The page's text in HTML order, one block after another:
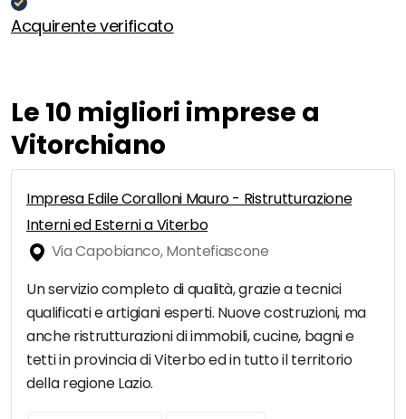
Acquirente verificato
Le 10 migliori imprese a
Vitorchiano
Impresa Edile Coralloni Mauro - Ristrutturazione
Interni ed Esterni a Viterbo
Via Capobianco, Montefiascone
Un servizio completo di qualità, grazie a tecnici
qualificati e artigiani esperti. Nuove costruzioni, ma
anche ristrutturazioni di immobili, cucine, bagni e
tetti in provincia di Viterbo ed in tutto il territorio
della regione Lazio.